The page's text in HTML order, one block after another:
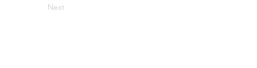
Next